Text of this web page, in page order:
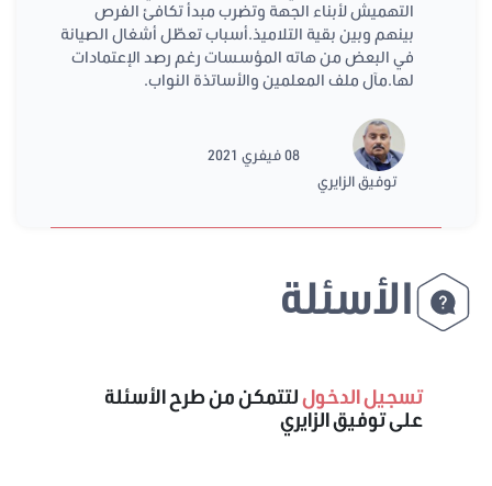
التهميش لأبناء الجهة وتضرب مبدأ تكافئ الفرص
بينهم وبين بقية التلاميذ.أسباب تعطّل أشغال الصيانة
في البعض من هاته المؤسسات رغم رصد الإعتمادات
لها.مآل ملف المعلمين والأساتذة النواب.
توفيق الزايري
08 فيفري 2021
الأسئلة
تسجيل الدخوللتتمكن من طرح الأسئلة
على توفيق الزايري